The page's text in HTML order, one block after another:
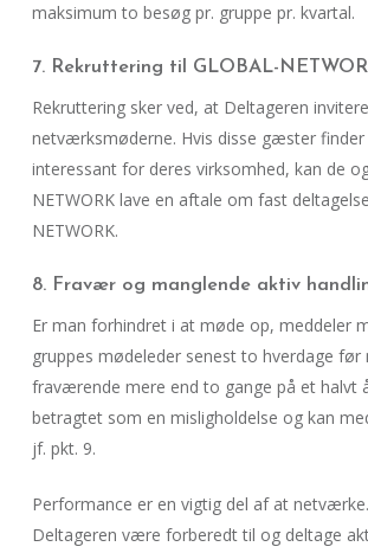
maksimum to besøg pr. gruppe pr. kvartal.
7. Rekruttering til GLOBAL-
Rekruttering sker ved, at Deltageren
netværksmøderne. Hvis disse gæster
interessant for deres virksomhed, kan de
NETWORK lave en aftale om fast
NETWORK.
8. Fravær og manglende aktiv
Er man forhindret i at møde op, meddeler
gruppes mødeleder senest to hverdage før
fraværende mere end to gange på et halvt
betragtet som en misligholdelse og kan
jf. pkt. 9.
Performance er en vigtig del af at
Deltageren være forberedt til og deltage